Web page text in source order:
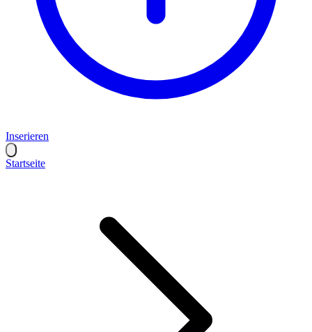
Inserieren
Startseite